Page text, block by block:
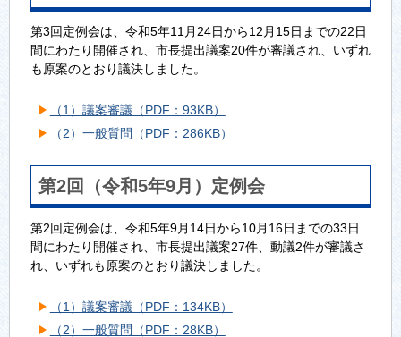
第3回定例会は、令和5年11月24日から12月15日までの22日
間にわたり開催され、市長提出議案20件が審議され、いずれ
も原案のとおり議決しました。
（1）議案審議（PDF：93KB）
（2）一般質問（PDF：286KB）
第2回（令和5年9月）定例会
第2回定例会は、令和5年9月14日から10月16日までの33日
間にわたり開催され、市長提出議案27件、動議2件が審議さ
れ、いずれも原案のとおり議決しました。
（1）議案審議（PDF：134KB）
（2）一般質問（PDF：28KB）